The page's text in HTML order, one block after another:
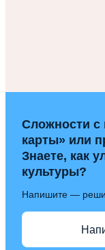
Сложности с
карты» или
Знаете, как
культуры?
Напишите —